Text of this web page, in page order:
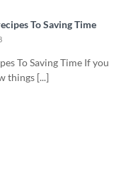
To Saving Time
To Saving Time If you
things [...]